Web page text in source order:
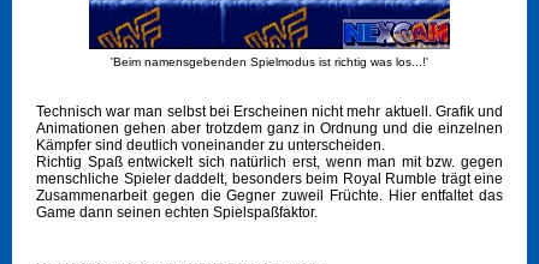
'Beim namensgebenden Spielmodus ist richtig was los...!'
Technisch war man selbst bei Erscheinen nicht mehr aktuell. Grafik und
Animationen gehen aber trotzdem ganz in Ordnung und die einzelnen
Kämpfer sind deutlich voneinander zu unterscheiden.
Richtig Spaß entwickelt sich natürlich erst, wenn man mit bzw. gegen
menschliche Spieler daddelt, besonders beim Royal Rumble trägt eine
Zusammenarbeit gegen die Gegner zuweil Früchte. Hier entfaltet das
Game dann seinen echten Spielspaßfaktor.